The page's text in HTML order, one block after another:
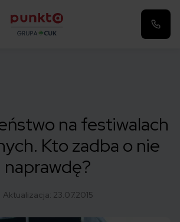
na festiwalach
Kto zadba o nie
naprawdę?
Aktualizacja: 23.07.2015